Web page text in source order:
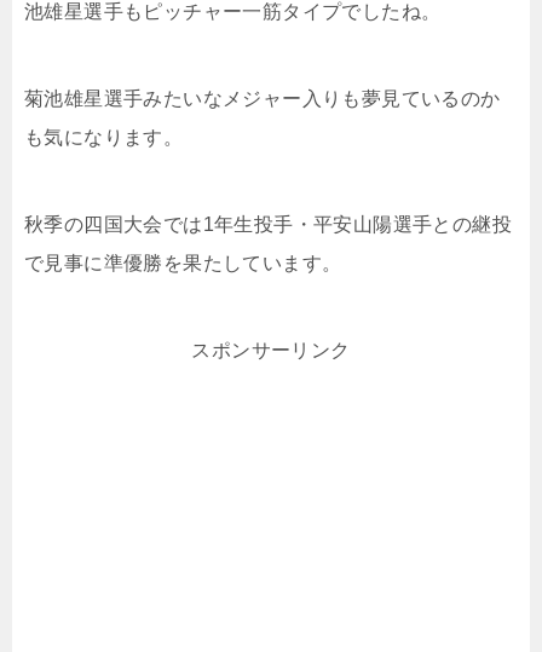
池雄星選手もピッチャー一筋タイプでしたね。
菊池雄星選手みたいなメジャー入りも夢見ているのか
も気になります。
秋季の四国大会では1年生投手・平安山陽選手との継投
で見事に準優勝を果たしています。
スポンサーリンク